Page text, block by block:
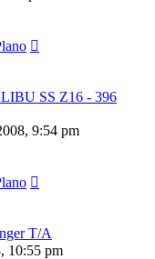
SS Z16 - 396
9:54 pm
T/A
10:55 pm